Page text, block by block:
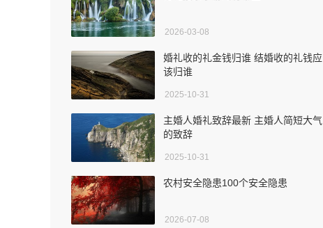
2026-03-08
婚礼收的礼金钱归谁 结婚收的礼钱应
该归谁
2025-10-31
主婚人婚礼致辞最新 主婚人简短大气
的致辞
2025-10-31
农村安全隐患100个安全隐患
2026-07-08